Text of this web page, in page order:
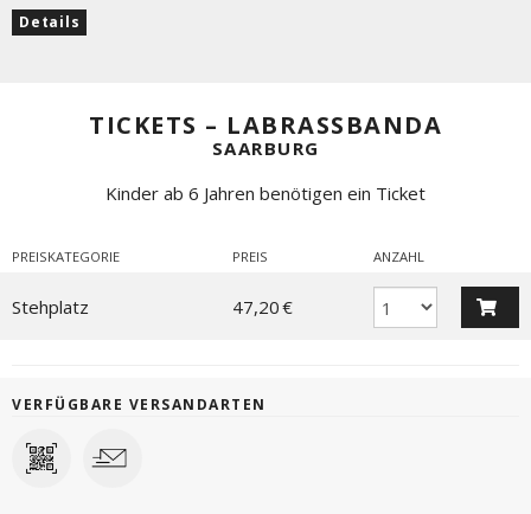
Details
TICKETS – LABRASSBANDA
SAARBURG
Kinder ab 6 Jahren benötigen ein Ticket
PREISKATEGORIE PREIS ANZAHL
Stehplatz 47,20 €
VERFÜGBARE VERSANDARTEN